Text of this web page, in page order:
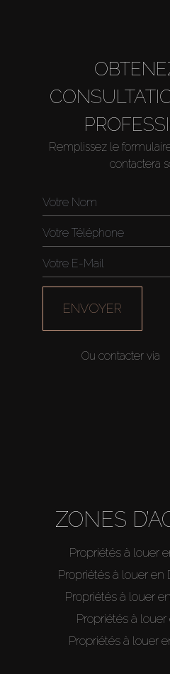
Louer
Vendre
Hors Plan
Agents
Remplissez le
contactera
ENVOYER
Ou contacter via
ZONES
Propriétés à louer
Propriétés à louer
Propriétés à louer
Propriétés à
Propriétés à louer